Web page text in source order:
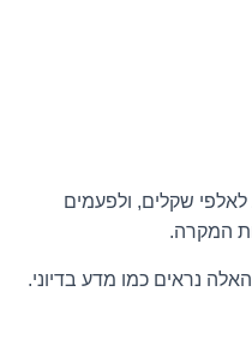
לאלפי שקלים, ולפעמים
המקרה.
נראים כמו מדע בדיוני.